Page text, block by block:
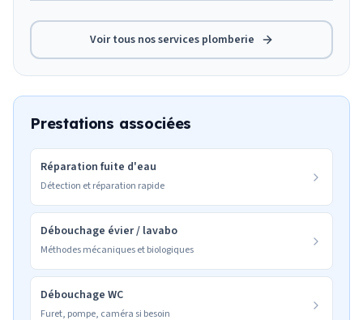
Voir tous nos services plomberie
Prestations associées
Réparation fuite d'eau
Détection et réparation rapide
Débouchage évier / lavabo
Méthodes mécaniques et biologiques
Débouchage WC
Furet, pompe, caméra si besoin